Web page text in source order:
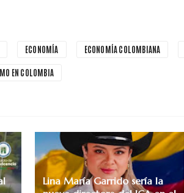
ECONOMÍA ECONOMÍA COLOMBIANA
EN COLOMBIA
Lina María Garrido sería la